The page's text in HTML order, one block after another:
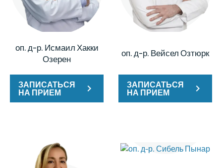
оп. д-р. Исмаил Хакки
Озерен
ЗАПИСАТЬСЯ
НА ПРИЕМ
оп. д-р. Вейсел Озтюрк
ЗАПИСАТЬСЯ
НА ПРИЕМ